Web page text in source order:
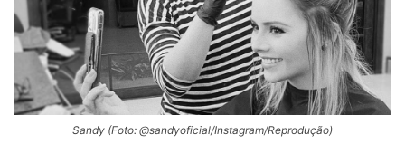
Sandy (Foto: @sandyoficial/Instagram/Reprodução)